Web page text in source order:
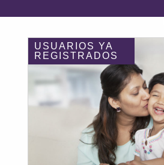
USUARIOS YA
REGISTRADOS